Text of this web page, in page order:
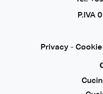
P.IVA
Privacy - Cookie